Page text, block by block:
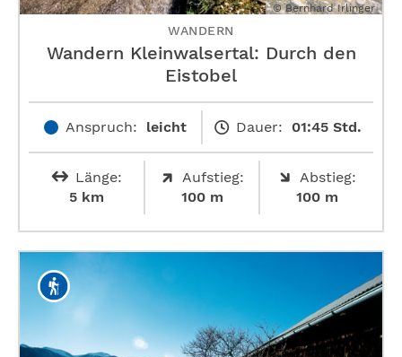
© Bernhard Irlinger
WANDERN
Wandern Kleinwalsertal: Durch den
Eistobel
Anspruch: leicht Dauer: 01:45 Std.
Länge:
5 km
Aufstieg:
100 m
Abstieg:
100 m